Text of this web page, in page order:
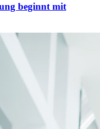
beginnt mit